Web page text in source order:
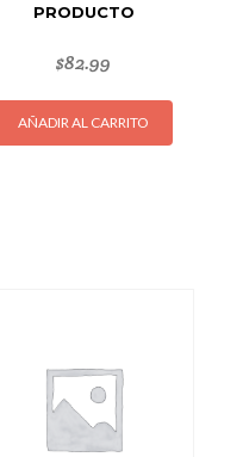
PRODUCTO
$82.99
AÑADIR AL CARRITO